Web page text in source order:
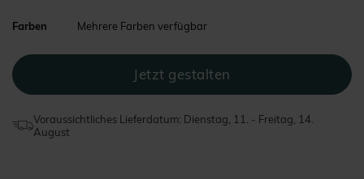
Farben Mehrere Farben verfügbar
Voraussichtliches Lieferdatum: Dienstag, 11. - Freitag, 14.
August